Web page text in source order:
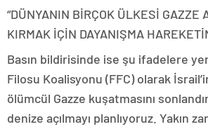
“DÜNYANIN BİRÇOK ÜLKESİ GAZZE
KIRMAK İÇİN DAYANIŞMA
Basın bildirisinde ise şu ifadelere
Filosu Koalisyonu (FFC) olarak
ölümcül Gazze kuşatmasını
denize açılmayı planlıyoruz. Yakın